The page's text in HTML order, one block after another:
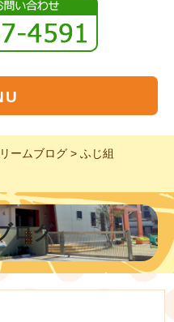
ームブログ > ふじ組
ログ